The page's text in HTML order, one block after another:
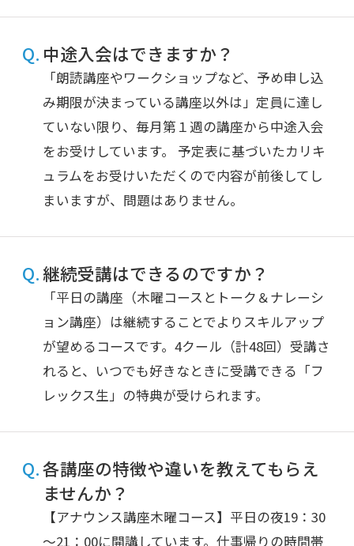
中途入会はできますか？
「朗読講座やワークショップなど、予め申し込
み期限が決まっている講座以外は」定員に達し
ていない限り、毎月第１週の講座から中途入会
をお受けしています。 予定表に基づいたカリキ
ュラムをお受けいただくので内容が前後してし
まいますが、問題はありません。
継続受講はできるのですか？
「平日の講座（木曜コースとトーク＆ナレーシ
ョン講座）は継続することでよりスキルアップ
が望めるコースです。4クール（計48回）受講さ
れると、いつでも好きなときに受講できる「フ
レックス生」の特典が受けられます。
各講座の特徴や違いを教えてもらえ
ませんか？
【アナウンス講座木曜コース】平日の夜19：30
～21：00に開講しています。仕事帰りの時間帯